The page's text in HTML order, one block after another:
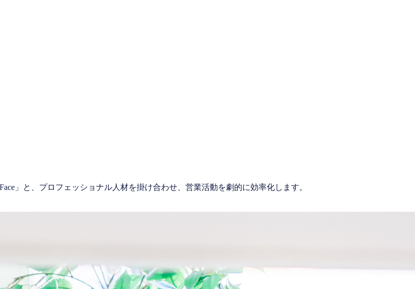
」と、プロフェッショナル人材を掛け合わせ、営業活動を劇的に効率化します。